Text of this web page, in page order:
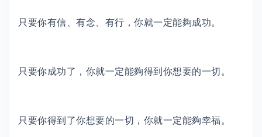
只要你有信、有念、有行，你就一定能夠成功。
只要你成功了，你就一定能夠得到你想要的一切。
只要你得到了你想要的一切，你就一定能夠幸福。